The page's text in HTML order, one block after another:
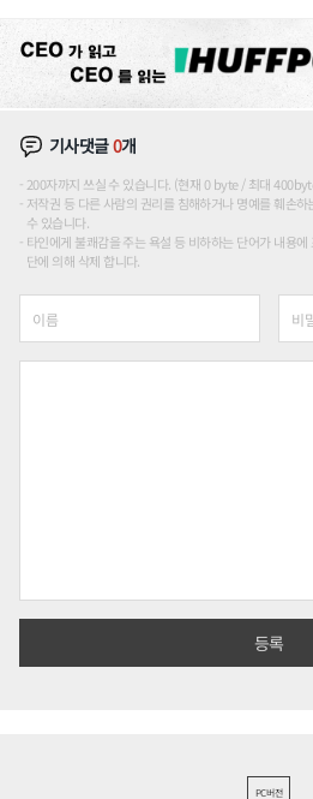
기사댓글0개
200자까지 쓰실 수 있습니다. (현재 0 byte / 최대
저작권 등 다른 사람의 권리를 침해하거나 명예를 훼손
수 있습니다.
타인에게 불쾌감을 주는 욕설 등 비하하는 단어가 내용
단에 의해 삭제 합니다.
PC버전